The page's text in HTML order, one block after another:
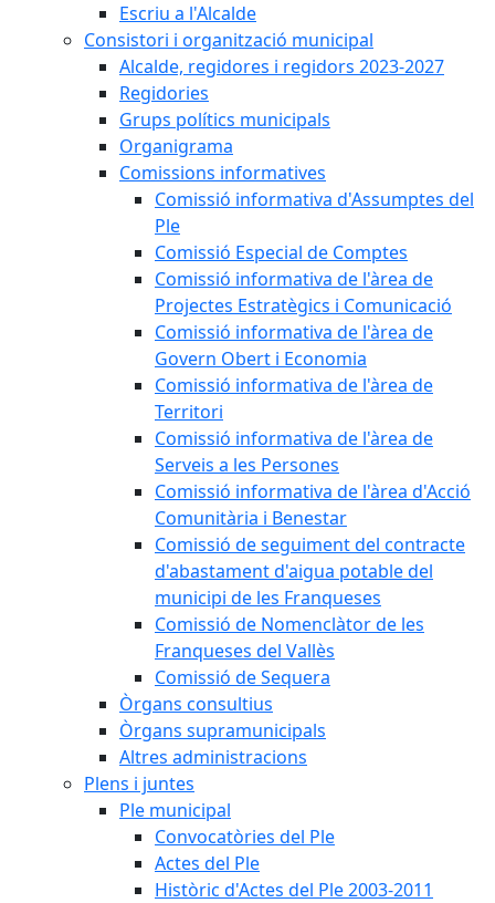
Escriu a l'Alcalde
Consistori i organització municipal
Alcalde, regidores i regidors 2023-2027
Regidories
Grups polítics municipals
Organigrama
Comissions informatives
Comissió informativa d'Assumptes del
Ple
Comissió Especial de Comptes
Comissió informativa de l'àrea de
Projectes Estratègics i Comunicació
Comissió informativa de l'àrea de
Govern Obert i Economia
Comissió informativa de l'àrea de
Territori
Comissió informativa de l'àrea de
Serveis a les Persones
Comissió informativa de l'àrea d'Acció
Comunitària i Benestar
Comissió de seguiment del contracte
d'abastament d'aigua potable del
municipi de les Franqueses
Comissió de Nomenclàtor de les
Franqueses del Vallès
Comissió de Sequera
Òrgans consultius
Òrgans supramunicipals
Altres administracions
Plens i juntes
Ple municipal
Convocatòries del Ple
Actes del Ple
Històric d'Actes del Ple 2003-2011